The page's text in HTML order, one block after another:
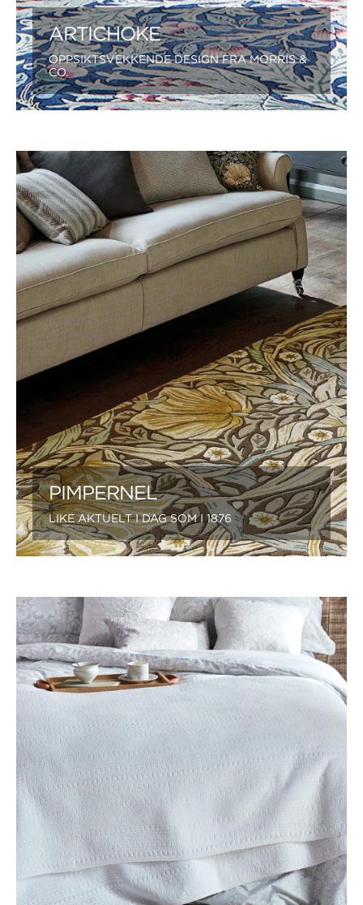
ARTICHOKE
OPPSIKTSVEKKENDE DESIGN FRA MORRIS &
CO.
PIMPERNEL
LIKE AKTUELT I DAG SOM I 1876